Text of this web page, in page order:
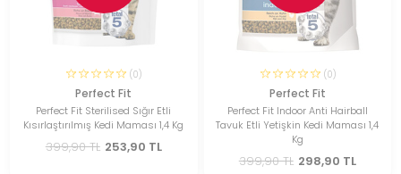
(0)
Perfect Fit
Perfect Fit Sterilised Sığır Etli
Kısırlaştırılmış Kedi Maması 1,4 Kg
399,90 TL 253,90 TL
(0)
Perfect Fit
Perfect Fit Indoor Anti Hairball
Tavuk Etli Yetişkin Kedi Maması 1,4
Kg
399,90 TL 298,90 TL